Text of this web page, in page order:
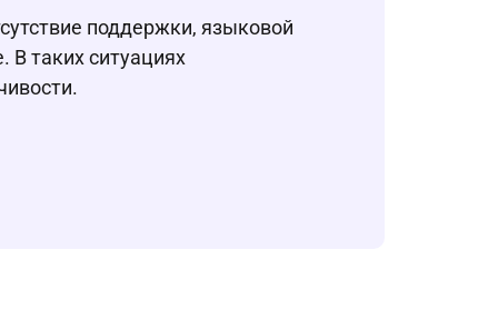
поддержки, языковой
В таких ситуациях